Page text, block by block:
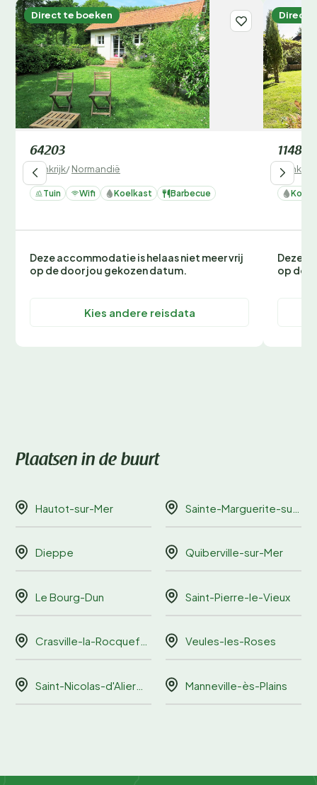
Direct te boeken
64203
Frankrijk/Normandië
Tuin Wifi Koelkast Barbecue
Deze accommodatie is helaas niet meer vrij
op de door jou gekozen datum.
Kies andere reisdata
Direct
114875
Frankrijk
Deze
op de
Plaatsen in de buurt
Hautot-sur-Mer Sainte-Marguerite-sur-Mer
Dieppe Quiberville-sur-Mer
Le Bourg-Dun Saint-Pierre-le-Vieux
Crasville-la-Rocquefort Veules-les-Roses
Saint-Nicolas-d'Aliermont Manneville-ès-Plains